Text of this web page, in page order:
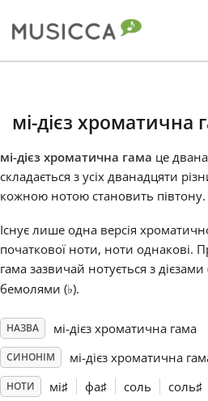
Български
Dansk
Deutsch
English
Français
мі-дієз хроматична
мі-дієз хроматична гама це
складається з усіх дванадцяти
кожною нотою становить півтону.
Існує лише одна версія
початкової ноти, ноти однакові.
гама зазвичай нотується з дієзами
бемолями (♭).
НАЗВА мі-дієз хроматична гама
СИНОНІМ мі-дієз хроматична
НОТИ мі♯ фа♯ соль соль♯